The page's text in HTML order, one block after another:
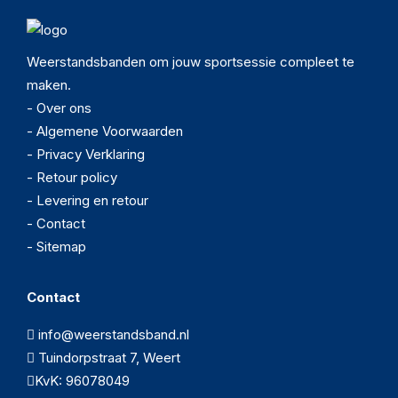
Weerstandsbanden om jouw sportsessie compleet te
maken.
- Over ons
- Algemene Voorwaarden
- Privacy Verklaring
- Retour policy
- Levering en retour
- Contact
- Sitemap
Contact
info@weerstandsband.nl
Tuindorpstraat 7, Weert
KvK: 96078049